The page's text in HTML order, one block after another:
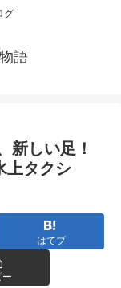
グ
語
新しい足！
上タクシ
はてブ
ー